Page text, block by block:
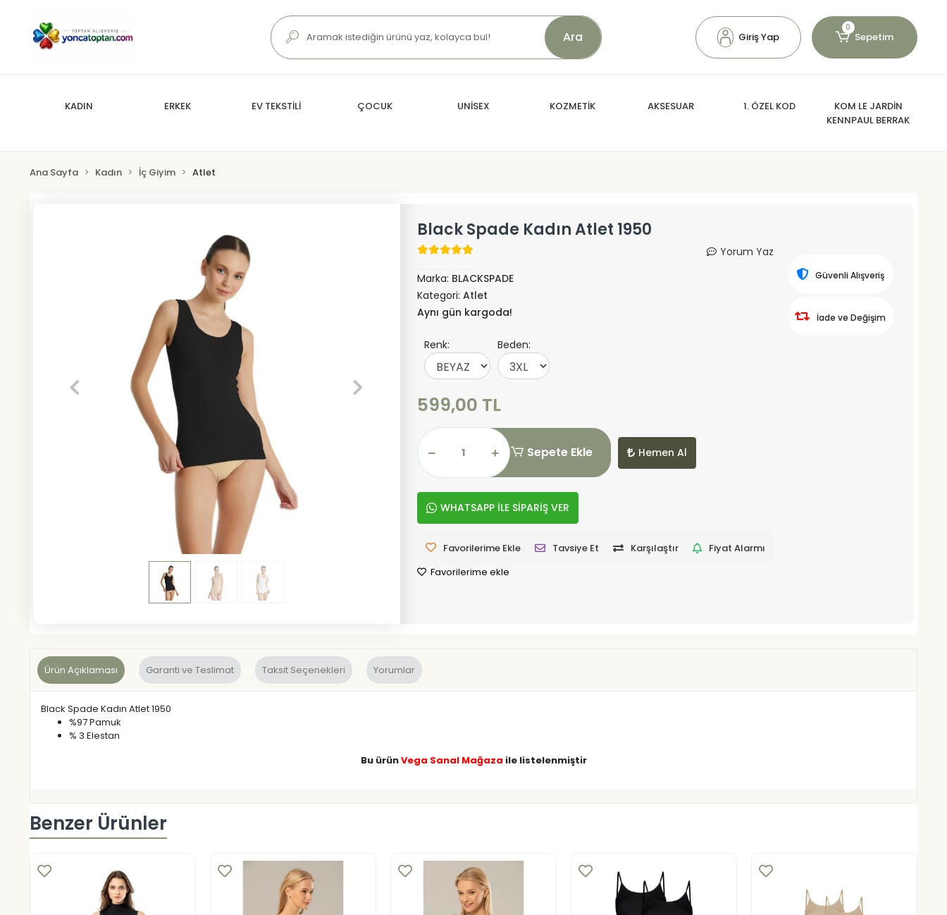
Ara Giriş Yap
0
Sepetim
KADIN ERKEK EV TEKSTİLİ ÇOCUK UNİSEX KOZMETİK AKSESUAR 1. ÖZEL KOD
KOM LE JARDİN
KENNPAUL BERRAK
Ana Sayfa Kadın İç Giyim Atlet
Black Spade Kadın Atlet 1950
Yorum Yaz
Marka: BLACKSPADE
Kategori: Atlet
Aynı gün kargoda!
Renk: Beden:
599,00 TL
Sepete Ekle Hemen Al
WHATSAPP İLE SİPARİŞ VER
Favorilerime Ekle Tavsiye Et Karşılaştır
Fiyat Alarmı
Favorilerime ekle
Güvenli Alışveriş
İade ve Değişim
Ürün Açıklaması Garanti ve Teslimat Taksit Seçenekleri Yorumlar
Black Spade Kadın Atlet 1950
%97 Pamuk
% 3 Elestan
Bu ürünVega Sanal Mağaza ile listelenmiştir
Benzer Ürünler